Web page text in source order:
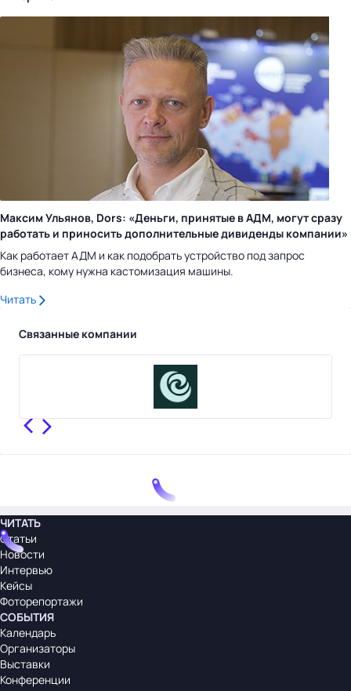
Максим Ульянов, Dors: «Деньги, принятые в АДМ, могут сразу
работать и приносить дополнительные дивиденды компании»
Как работает АДМ и как подобрать устройство под запрос
бизнеса, кому нужна кастомизация машины.
Читать
Связанные компании
ЧИТАТЬ
Статьи
Новости
Интервью
Кейсы
Фоторепортажи
СОБЫТИЯ
Календарь
Организаторы
Выставки
Конференции